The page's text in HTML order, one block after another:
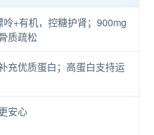
呤+有机，控糖护肾；900mg
质疏松
充优质蛋白；高蛋白支持运
安心